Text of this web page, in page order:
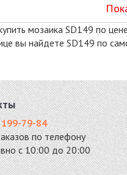
стекло 286x320
5525 руб. / кв.м.
-15%
мозаика SD149 по
вы найдете SD149 по
79-84
по телефону
с 10:00 до 20:00